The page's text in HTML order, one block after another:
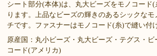
シート部分(本体)は、丸大ビーズをモノコード
ります。上品なビーズの輝きのあるシックな
チです。ファスナーはモノコード(糸)で縫い付
原産国：丸小ビーズ・丸大ビーズ・テグス・ビ
コード(アメリカ)